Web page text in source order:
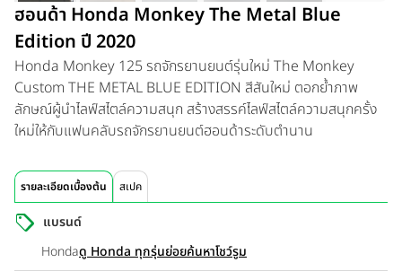
ฮอนด้า Honda Monkey The Metal Blue
Edition ปี 2020
Honda Monkey 125 รถจักรยานยนต์รุ่นใหม่ The Monkey
Custom THE METAL BLUE EDITION สีสันใหม่ ตอกย้ำภาพ
ลักษณ์ผู้นำไลฟ์สไตล์ความสนุก สร้างสรรค์ไลฟ์สไตล์ความสนุกครั้ง
ใหม่ให้กับแฟนคลับรถจักรยานยนต์ฮอนด้าระดับตำนาน
รายละเอียดเบื้องต้น สเปค
แบรนด์
Hondaดู Honda ทุกรุ่นย่อยค้นหาโชว์รูม